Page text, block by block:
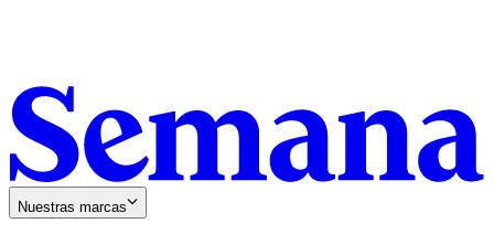
Nuestras marcas